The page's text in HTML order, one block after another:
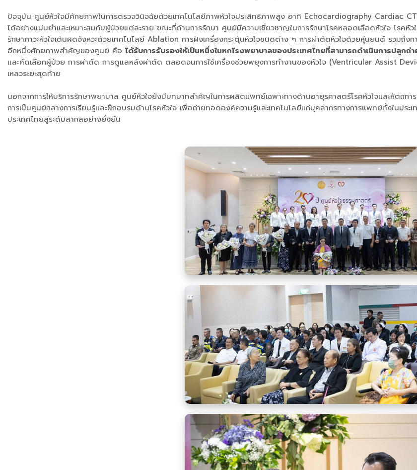
ปัจจุบัน ศูนย์หัวใจมีศักยภาพในการตรวจวินิจฉัยด้วยเทคโนโลยีภาพหัวใจประสิทธิภาพสูง อาทิ Echocardiography Cardiac
ได้อย่างแม่นยำและเหมาะสมกับผู้ป่วยแต่ละราย ขณะที่ด้านการรักษา ศูนย์มีความเชี่ยวชาญในการรักษาโรคหลอดเลือดหัวใจ โรคหั
รักษาภาวะหัวใจเต้นผิดจังหวะด้วยเทคโนโลยี Ablation การฝังเครื่องกระตุ้นหัวใจชนิดต่าง ๆ การผ่าตัดหัวใจด้วยหุ่นยนต์ รวมถึง
อีกหนึ่งศักยภาพสำคัญของศูนย์ คือ ได้รับการรับรองให้เป็นหนึ่งในหกโรงพยาบาลของประเทศไทยที่สามารถดำเนินการปลู
และคัดเลือกผู้ป่วย การผ่าตัด การดูแลหลังผ่าตัด ตลอดจนการใช้เครื่องช่วยพยุงการทำงานของหัวใจ (Ventricular Assist
เหลวระยะสุดท้าย
นอกจากการให้บริการรักษาพยาบาล ศูนย์หัวใจยังมีบทบาทสำคัญในการผลิตแพทย์เฉพาะทางด้านอายุรศาสตร์โรคหัวใจและหัต
การเป็นศูนย์กลางการเรียนรู้และฝึกอบรมด้านโรคหัวใจ เพื่อถ่ายทอดองค์ความรู้และเทคโนโลยีแก่บุคลากรทางการแพทย์ทั้งในประ
ประเทศไทยสู่ระดับสากลอย่างยั่งยืน